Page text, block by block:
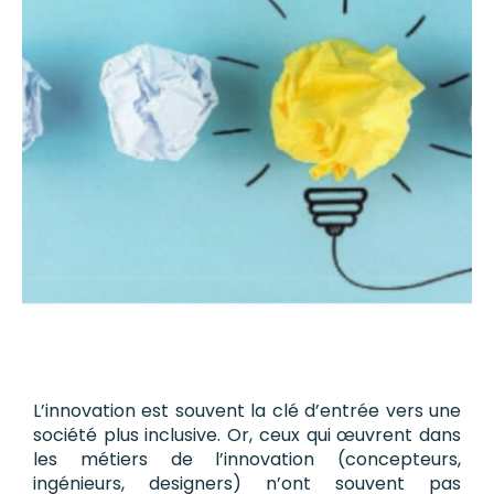
L’innovation est souvent la clé d’entrée vers une
société plus inclusive. Or, ceux qui œuvrent dans
les métiers de l’innovation (concepteurs,
ingénieurs, designers) n’ont souvent pas